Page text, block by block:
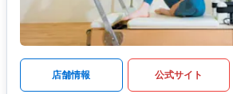
店舗情報 公式サイト